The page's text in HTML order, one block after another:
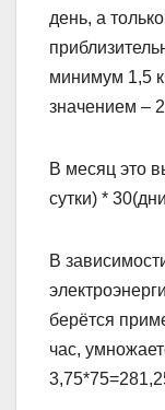
день, а
минимум 1,5
значением –
В месяц это
сутки) *
В
берётся
час,